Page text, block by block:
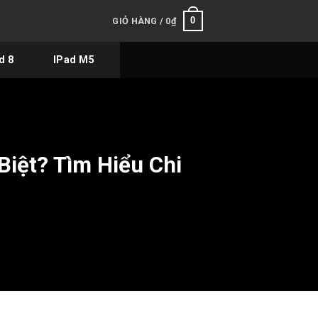
GIỎ HÀNG / 0₫ 0
8 IPad M5
Tìm Hiểu Chi